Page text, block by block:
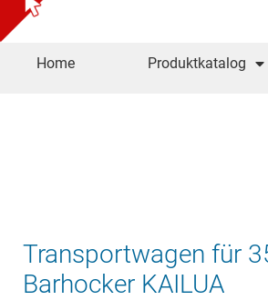
Home Produktkatalog
Transportwagen für
Barhocker KAILUA